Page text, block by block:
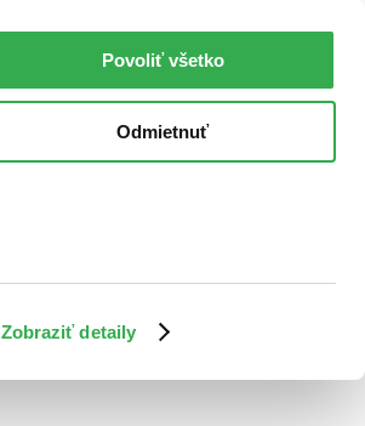
Zobraziť detaily
Povoliť všetko
Odmietnuť